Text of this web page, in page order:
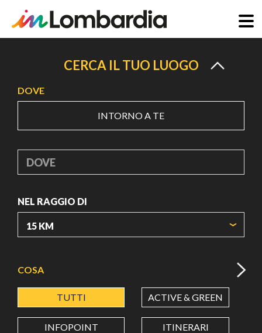
principale
CERCA IL TUO LUOGO
DOVE
INTORNO A TE
DOVE
NEL RAGGIO DI
LATITUDINE
COSA
TUTTI ACTIVE & GREEN
INFOPOINT ITINERARI